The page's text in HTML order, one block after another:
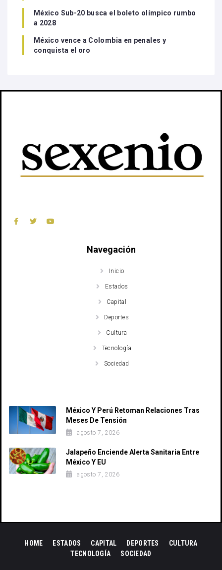
México Sub-20 busca el boleto olímpico rumbo
a 2028
México vence a Colombia en penales y
conquista el oro
Navegación
Inicio
Estados
Capital
Deportes
Cultura
Tecnología
Sociedad
México Y Perú Retoman Relaciones Tras
Meses De Tensión
agosto 7, 2026
Jalapeño Enciende Alerta Sanitaria Entre
México Y EU
agosto 7, 2026
HOME ESTADOS CAPITAL DEPORTES
CULTURA
TECNOLOGÍA
SOCIEDAD